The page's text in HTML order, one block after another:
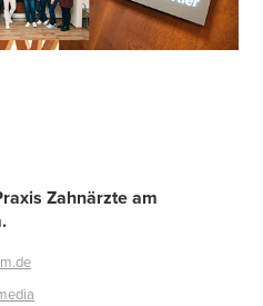
Zahnärzte am